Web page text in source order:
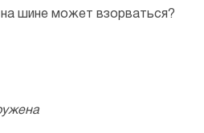
шине может взорваться?